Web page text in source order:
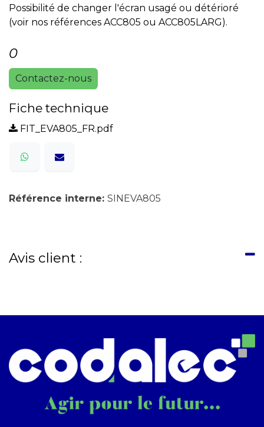
Possibilité de changer l'écran usagé ou détérioré
(voir nos références ACC805 ou ACC805LARG).
0
Contactez-nous
Fiche technique
FIT_EVA805_FR.pdf
Référence interne: SINEVA805
Avis client :